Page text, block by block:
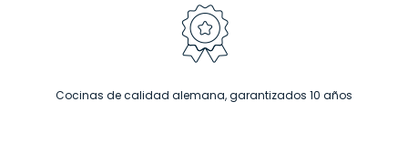
Cocinas de calidad alemana, garantizados 10 años